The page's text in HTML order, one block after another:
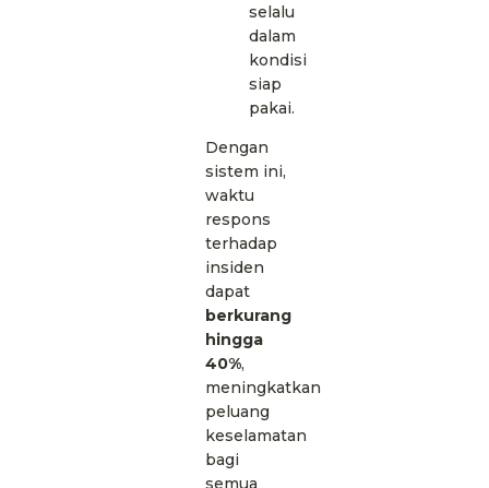
selalu
dalam
kondisi
siap
pakai.
Dengan
sistem ini,
waktu
respons
terhadap
insiden
dapat
berkurang
hingga
40%,
meningkatkan
peluang
keselamatan
bagi